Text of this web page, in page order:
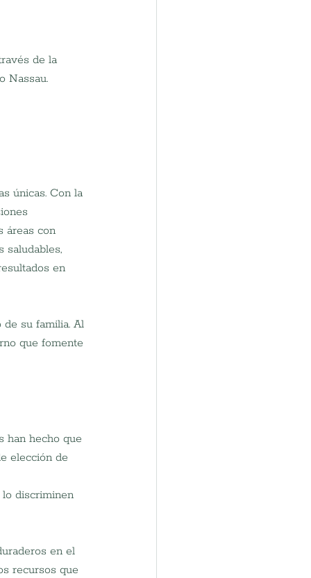
de la
Nassau.
únicas. Con la
áreas con
saludables,
en
su familia. Al
que fomente
han hecho que
elección de
discriminen
en el
recursos que